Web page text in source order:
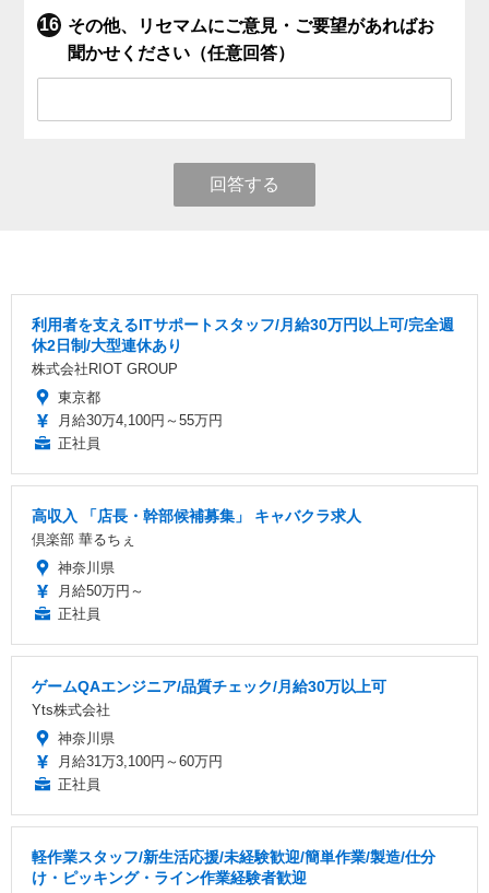
その他、リセマムにご意見・ご要望があればお
聞かせください（任意回答）
回答する
利用者を支えるITサポートスタッフ/月給30万円以上可/完全週
休2日制/大型連休あり
株式会社RIOT GROUP
東京都
月給30万4,100円～55万円
正社員
高収入 「店長・幹部候補募集」 キャバクラ求人
倶楽部 華るちぇ
神奈川県
月給50万円～
正社員
ゲームQAエンジニア/品質チェック/月給30万以上可
Yts株式会社
神奈川県
月給31万3,100円～60万円
正社員
軽作業スタッフ/新生活応援/未経験歓迎/簡単作業/製造/仕分
け・ピッキング・ライン作業経験者歓迎